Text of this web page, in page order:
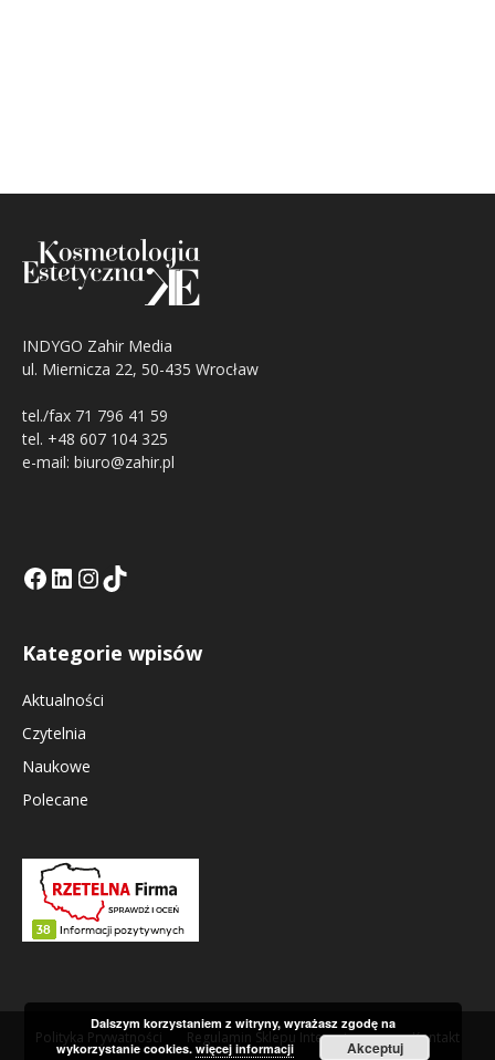
INDYGO Zahir Media
ul. Miernicza 22, 50-435 Wrocław
tel./fax 71 796 41 59
tel. +48 607 104 325
e-mail: biuro@zahir.pl
Facebook
LinkedIn
Tik Tok KEInstagramm KE
Kategorie wpisów
Aktualności
Czytelnia
Naukowe
Polecane
Polityka Prywatności Regulamin Sklepu Internetowego Kontakt
Dalszym korzystaniem z witryny, wyrażasz zgodę na
wykorzystanie cookies.więcej informacji Akceptuj